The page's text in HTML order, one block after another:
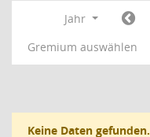
Jahr
Gremium auswählen
Keine Daten gefunden.